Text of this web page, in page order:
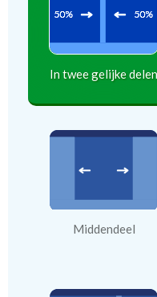
In twee gelijke delen
Middendeel